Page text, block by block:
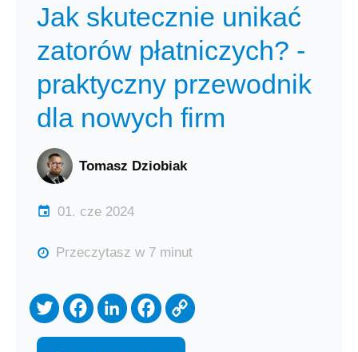
Jak skutecznie unikać
zatorów płatniczych? -
praktyczny przewodnik
dla nowych firm
Tomasz Dziobiak
01. cze 2024
Przeczytasz w 7 minut